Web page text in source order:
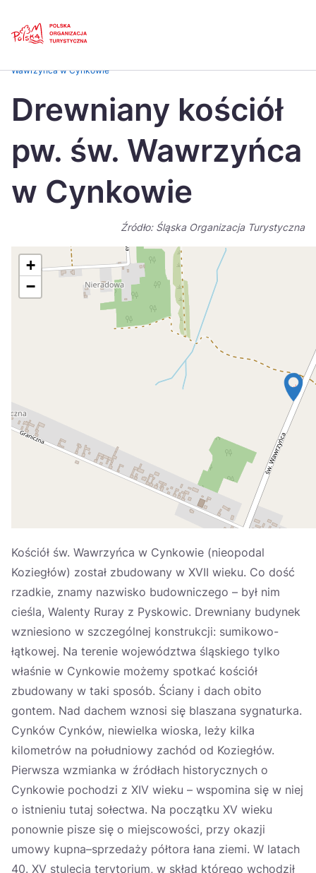
Česká
Dansk
Italiano
日本
Português
Suomi
Wawrzyńca w Cynkowie
Drewniany kościół
pw. św. Wawrzyńca
w Cynkowie
Źródło: Śląska Organizacja Turystyczna
+
−
Kościół św. Wawrzyńca w Cynkowie (nieopodal
Koziegłów) został zbudowany w XVII wieku. Co dość
rzadkie, znamy nazwisko budowniczego – był nim
cieśla, Walenty Ruray z Pyskowic. Drewniany budynek
wzniesiono w szczególnej konstrukcji: sumikowo-
łątkowej. Na terenie województwa śląskiego tylko
właśnie w Cynkowie możemy spotkać kościół
zbudowany w taki sposób. Ściany i dach obito
gontem. Nad dachem wznosi się blaszana sygnaturka.
Cynków Cynków, niewielka wioska, leży kilka
kilometrów na południowy zachód od Koziegłów.
Pierwsza wzmianka w źródłach historycznych o
Cynkowie pochodzi z XIV wieku – wspomina się w niej
o istnieniu tutaj sołectwa. Na początku XV wieku
ponownie pisze się o miejscowości, przy okazji
umowy kupna–sprzedaży półtora łana ziemi. W latach
40. XV stulecia terytorium, w skład którego wchodził